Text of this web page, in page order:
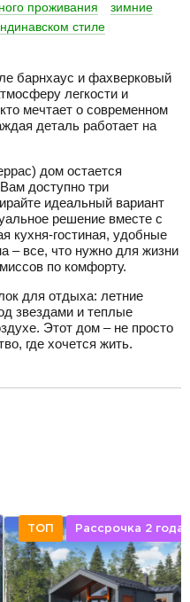
проживания
зимние
стиле
барнхаус и фахверковый
легкости и
мечтает о современном
деталь работает на
дом остается
доступно три
идеальный вариант
решение вместе с
кухня-гостиная, удобные
– все, что нужно для жизни
по комфорту.
для отдыха: летние
звездами и теплые
Этот дом – не просто
где хочется жить.
ТОП Рассрочка 2 года